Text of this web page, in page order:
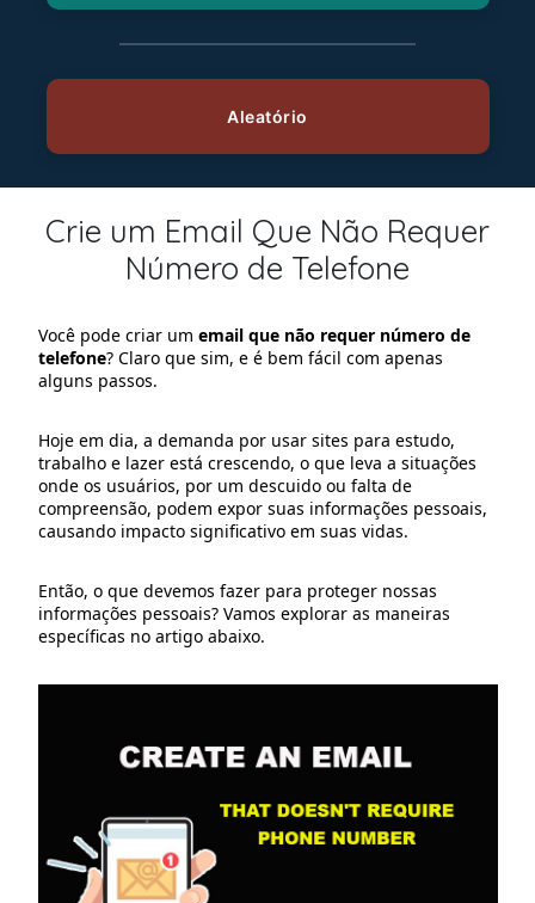
Crie um Email Que Não Requer
Número de Telefone
Você pode criar um email que não requer número de
telefone? Claro que sim, e é bem fácil com apenas
alguns passos.
Hoje em dia, a demanda por usar sites para estudo,
trabalho e lazer está crescendo, o que leva a situações
onde os usuários, por um descuido ou falta de
compreensão, podem expor suas informações pessoais,
causando impacto significativo em suas vidas.
Então, o que devemos fazer para proteger nossas
informações pessoais? Vamos explorar as maneiras
específicas no artigo abaixo.